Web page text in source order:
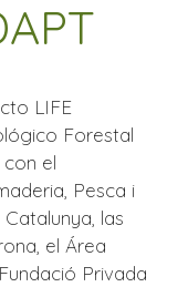
LIFE
Forestal
el
Pesca i
las
el Área
Privada